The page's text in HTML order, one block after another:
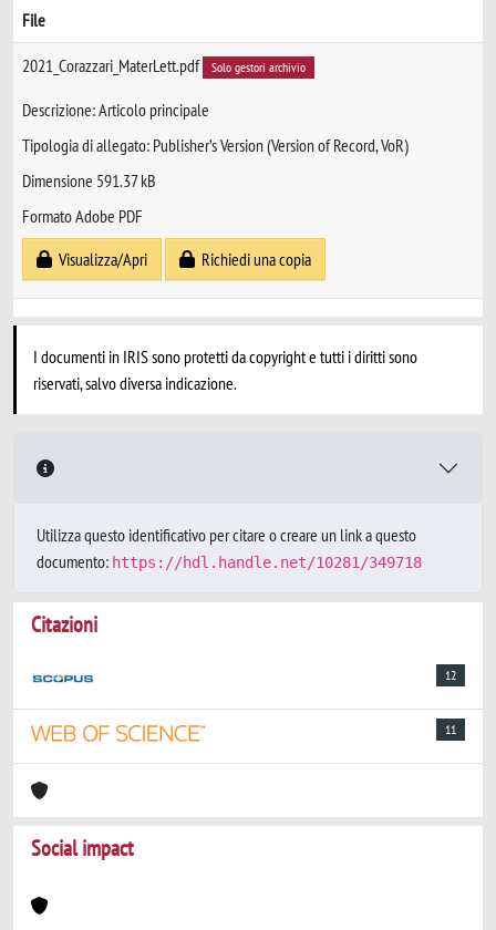
File
2021_Corazzari_MaterLett.pdf Solo gestori archivio
Descrizione: Articolo principale
Tipologia di allegato: Publisher’s Version (Version of Record, VoR)
Dimensione 591.37 kB
Formato Adobe PDF
Visualizza/Apri
Richiedi una copia
I documenti in IRIS sono protetti da copyright e tutti i diritti sono
riservati, salvo diversa indicazione.
Utilizza questo identificativo per citare o creare un link a questo
documento: https://hdl.handle.net/10281/349718
Citazioni
12
11
Social impact